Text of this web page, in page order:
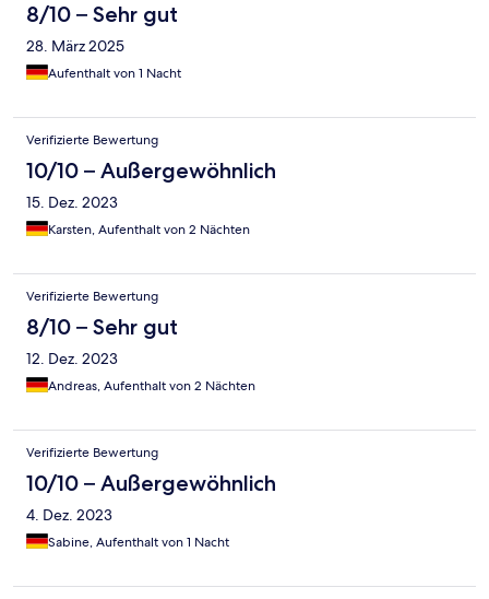
8/10 – Sehr gut
28. März 2025
Aufenthalt von 1 Nacht
Verifizierte Bewertung
10/10 – Außergewöhnlich
15. Dez. 2023
Karsten, Aufenthalt von 2 Nächten
Verifizierte Bewertung
8/10 – Sehr gut
12. Dez. 2023
Andreas, Aufenthalt von 2 Nächten
Verifizierte Bewertung
10/10 – Außergewöhnlich
4. Dez. 2023
Sabine, Aufenthalt von 1 Nacht